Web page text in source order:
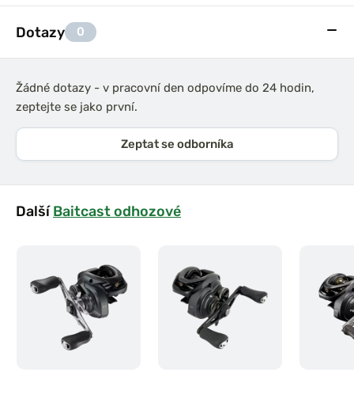
Dotazy 0
Žádné dotazy - v pracovní den odpovíme do 24 hodin,
zeptejte se jako první.
Zeptat se odborníka
DalšíBaitcast odhozové